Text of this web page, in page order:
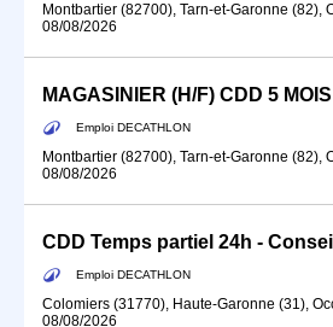
Montbartier (82700), Tarn-et-Garonne (82),
08/08/2026
Emploi DECATHLON
Montbartier (82700), Tarn-et-Garonne (82),
08/08/2026
Emploi DECATHLON
Colomiers (31770), Haute-Garonne (31),
08/08/2026